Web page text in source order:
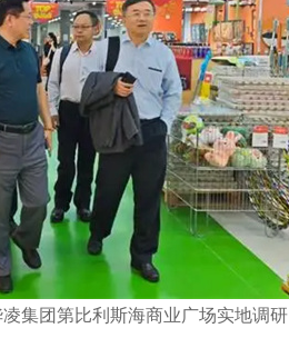
集团第比利斯海商业广场实地调研